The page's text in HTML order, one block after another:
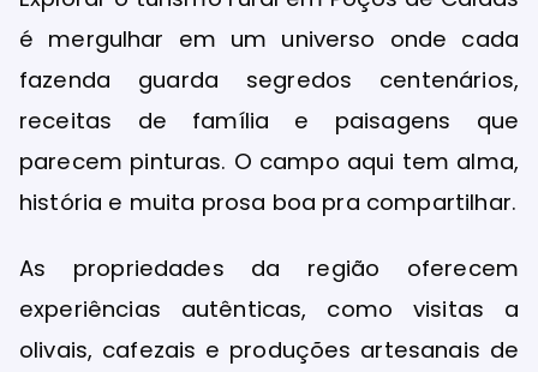
é mergulhar em um universo onde cada
fazenda guarda segredos centenários,
receitas de família e paisagens que
parecem pinturas. O campo aqui tem alma,
história e muita prosa boa pra compartilhar.
As propriedades da região oferecem
experiências autênticas, como visitas a
olivais, cafezais e produções artesanais de